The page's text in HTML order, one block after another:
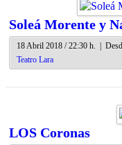
Soleá Morente y
18 Abril 2018 / 22:30 h. |
Teatro Lara
LOS Coronas